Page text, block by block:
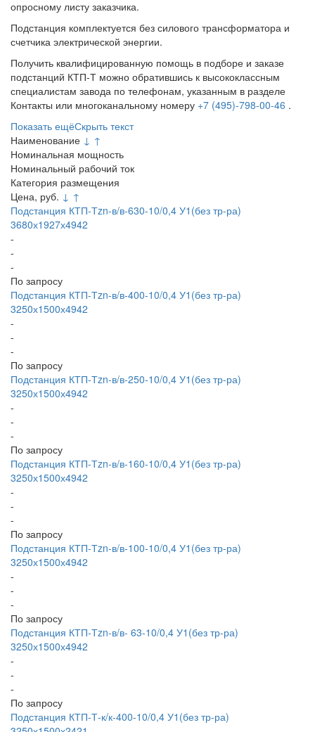
опросному листу заказчика.
Подстанция комплектуется без силового трансформатора и
счетчика электрической энергии.
Получить квалифицированную помощь в подборе и заказе
подстанций КТП-Т можно обратившись к высококлассным
специалистам завода по телефонам, указанным в разделе
Контакты или многоканальному номеру +7 (495)-798-00-46 .
Показать ещёСкрыть текст
Наименование ↓ ↑
Номинальная мощность
Номинальный рабочий ток
Категория размещения
Цена, руб. ↓ ↑
Подстанция КТП-Тzn-в/в-630-10/0,4 У1(без тр-ра)
3680х1927х4942
-
-
-
По запросу
Подстанция КТП-Тzn-в/в-400-10/0,4 У1(без тр-ра)
3250х1500х4942
-
-
-
По запросу
Подстанция КТП-Тzn-в/в-250-10/0,4 У1(без тр-ра)
3250х1500х4942
-
-
-
По запросу
Подстанция КТП-Тzn-в/в-160-10/0,4 У1(без тр-ра)
3250х1500х4942
-
-
-
По запросу
Подстанция КТП-Тzn-в/в-100-10/0,4 У1(без тр-ра)
3250х1500х4942
-
-
-
По запросу
Подстанция КТП-Тzn-в/в- 63-10/0,4 У1(без тр-ра)
3250х1500х4942
-
-
-
По запросу
Подстанция КТП-Т-к/к-400-10/0,4 У1(без тр-ра)